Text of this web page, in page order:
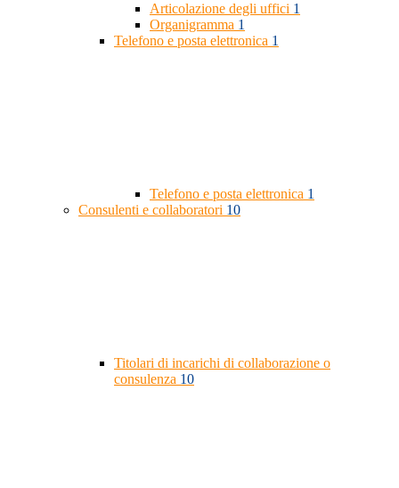
Articolazione degli uffici 1
Organigramma 1
Telefono e posta elettronica 1
Telefono e posta elettronica 1
Consulenti e collaboratori 10
Titolari di incarichi di collaborazione o
consulenza 10